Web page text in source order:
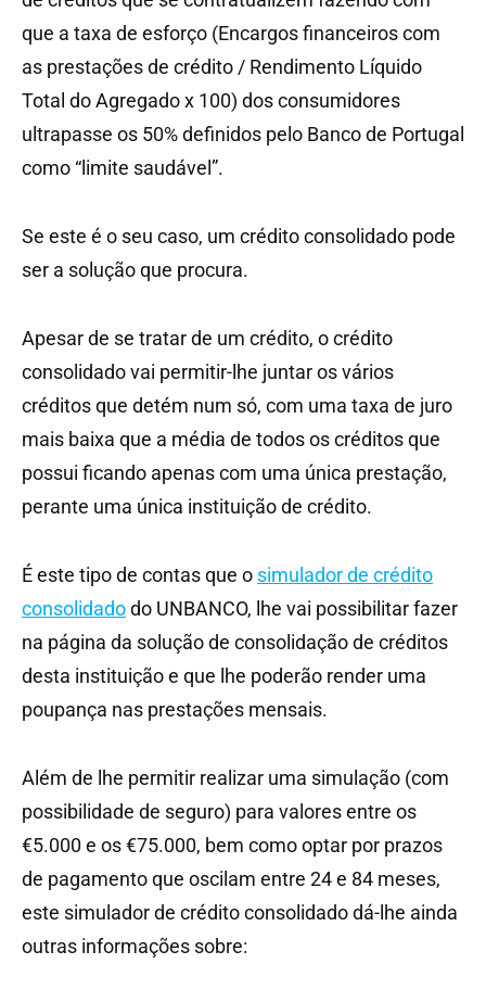
que a taxa de esforço (Encargos financeiros com
as prestações de crédito / Rendimento Líquido
Total do Agregado x 100) dos consumidores
ultrapasse os 50% definidos pelo Banco de Portugal
como “limite saudável”.
Se este é o seu caso, um crédito consolidado pode
ser a solução que procura.
Apesar de se tratar de um crédito, o crédito
consolidado vai permitir-lhe juntar os vários
créditos que detém num só, com uma taxa de juro
mais baixa que a média de todos os créditos que
possui ficando apenas com uma única prestação,
perante uma única instituição de crédito.
É este tipo de contas que o simulador de crédito
consolidadodo UNBANCO, lhe vai possibilitar fazer
na página da solução de consolidação de créditos
desta instituição e que lhe poderão render uma
poupança nas prestações mensais.
Além de lhe permitir realizar uma simulação (com
possibilidade de seguro) para valores entre os
€5.000 e os €75.000, bem como optar por prazos
de pagamento que oscilam entre 24 e 84 meses,
este simulador de crédito consolidado dá-lhe ainda
outras informações sobre: